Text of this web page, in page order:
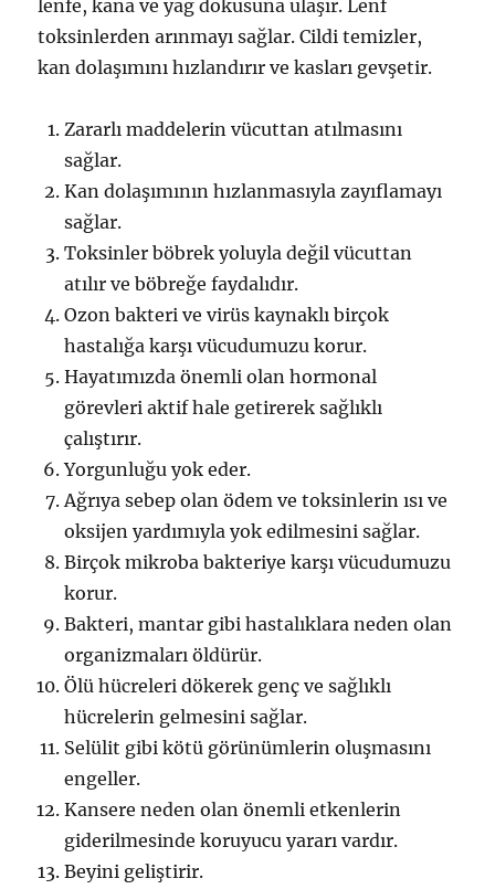
lenfe, kana ve yağ dokusuna ulaşır. Lenf
toksinlerden arınmayı sağlar. Cildi temizler,
kan dolaşımını hızlandırır ve kasları gevşetir.
Zararlı maddelerin vücuttan atılmasını
sağlar.
Kan dolaşımının hızlanmasıyla zayıflamayı
sağlar.
Toksinler böbrek yoluyla değil vücuttan
atılır ve böbreğe faydalıdır.
Ozon bakteri ve virüs kaynaklı birçok
hastalığa karşı vücudumuzu korur.
Hayatımızda önemli olan hormonal
görevleri aktif hale getirerek sağlıklı
çalıştırır.
Yorgunluğu yok eder.
Ağrıya sebep olan ödem ve toksinlerin ısı ve
oksijen yardımıyla yok edilmesini sağlar.
Birçok mikroba bakteriye karşı vücudumuzu
korur.
Bakteri, mantar gibi hastalıklara neden olan
organizmaları öldürür.
Ölü hücreleri dökerek genç ve sağlıklı
hücrelerin gelmesini sağlar.
Selülit gibi kötü görünümlerin oluşmasını
engeller.
Kansere neden olan önemli etkenlerin
giderilmesinde koruyucu yararı vardır.
Beyini geliştirir.